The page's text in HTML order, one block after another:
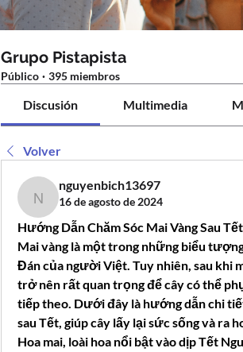
Grupo Pistapista
Público · 395 miembros
Discusión Multimedia
Volver
nguyenbich13697
nguyenbich13697
16 de agosto de 2024
Hướng Dẫn Chăm Sóc Mai Vàng Sau
Mai vàng là một trong những biểu
Đán của người Việt. Tuy nhiên, sau khi
trở nên rất quan trọng để cây có thể
tiếp theo. Dưới đây là hướng dẫn chi
sau Tết, giúp cây lấy lại sức sống và ra
Hoa mai, loài hoa nổi bật vào dịp Tết